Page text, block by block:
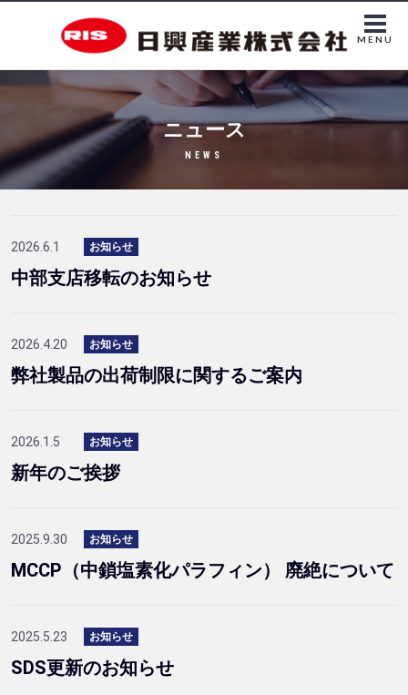
MENU
ニュース
NEWS
2026.6.1 お知らせ
中部支店移転のお知らせ
2026.4.20 お知らせ
弊社製品の出荷制限に関するご案内
2026.1.5 お知らせ
新年のご挨拶
2025.9.30 お知らせ
MCCP（中鎖塩素化パラフィン） 廃絶について
2025.5.23 お知らせ
SDS更新のお知らせ